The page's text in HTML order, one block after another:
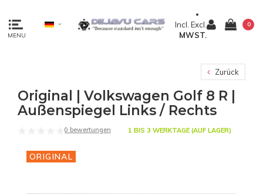
MENU
Incl. Excl.
MWST.
0
Zurück
Original | Volkswagen Golf 8 R |
Außenspiegel Links / Rechts
0 bewertungen 1 BIS 3 WERKTAGE (AUF LAGER)
ORIGINAL